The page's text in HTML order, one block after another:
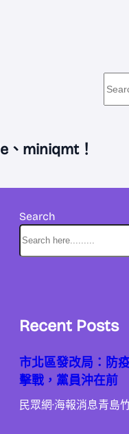
、miniqmt！
Search
Recent Posts
市北區發改局：防
擊戰，黨員沖在前
民眾網·海報消息青島